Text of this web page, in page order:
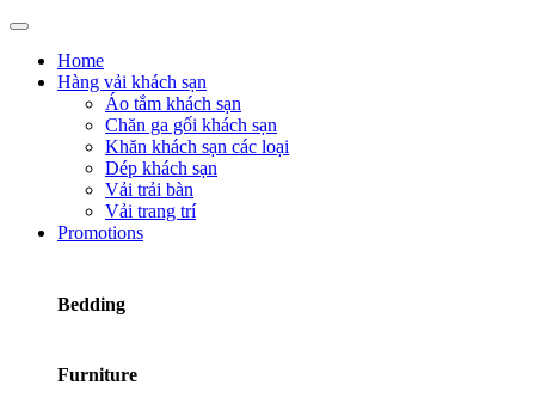
Home
Hàng vải khách sạn
Áo tắm khách sạn
Chăn ga gối khách sạn
Khăn khách sạn các loại
Dép khách sạn
Vải trải bàn
Vải trang trí
Promotions
Bedding
Furniture